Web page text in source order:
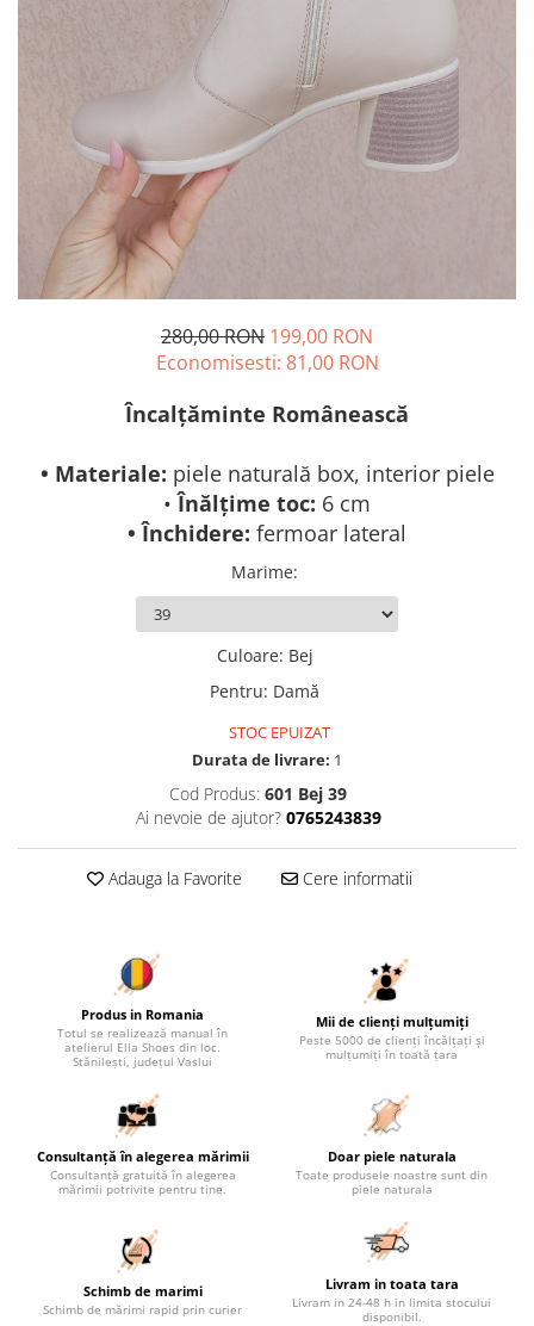
280,00 RON 199,00 RON
Economisesti: 81,00 RON
Încalțăminte Românească
• Materiale: piele naturală box, interior piele
•Înălțime toc: 6 cm
• Închidere: fermoar lateral
Marime:
Culoare: Bej
Pentru: Damă
STOC EPUIZAT
Durata de livrare: 1
Cod Produs: 601 Bej 39
Ai nevoie de ajutor? 0765243839
Adauga la Favorite Cere informatii
Produs in Romania
Totul se realizează manual în
atelierul Ella Shoes din loc.
Stănilești, județul Vaslui
Mii de clienți mulțumiți
Peste 5000 de clienți încălțați și
mulțumiți în toată țara
Consultanță în alegerea mărimii
Consultanță gratuită în alegerea
mărimii potrivite pentru tine.
Doar piele naturala
Toate produsele noastre sunt din
piele naturala
Schimb de marimi
Schimb de mărimi rapid prin curier
Livram in toata tara
Livram in 24-48 h in limita stocului
disponibil.